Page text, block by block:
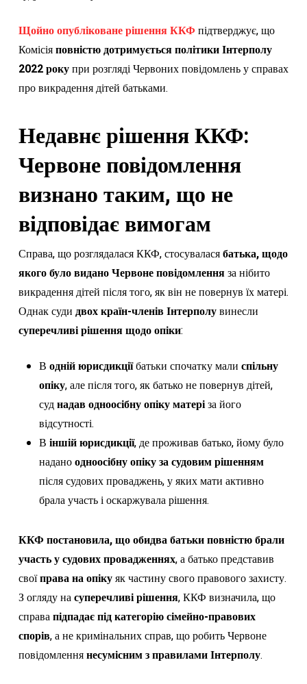
Щойно опубліковане рішення ККФ підтверджує, що
Комісіяповністю дотримується політики Інтерполу
2022 рокупри розгляді Червоних повідомлень у справах
про викрадення дітей батьками.
Недавнє рішення ККФ:
Червоне повідомлення
визнано таким, що не
відповідає вимогам
Справа, що розглядалася ККФ, стосуваласябатька, щодо
якого було видано Червоне повідомленняза нібито
викрадення дітей після того, як він не повернув їх матері.
Однак суди двох країн-членів Інтерполувинесли
суперечливі рішення щодо опіки:
В одній юрисдикціїбатьки спочатку мали спільну
опіку, але після того, як батько не повернув дітей,
суднадав одноосібну опіку матеріза його
відсутності.
В іншій юрисдикції, де проживав батько, йому було
наданоодноосібну опіку за судовим рішенням
після судових проваджень, у яких мати активно
брала участь і оскаржувала рішення.
ККФ постановила, що обидва батьки повністю брали
участь у судових провадженнях, а батько представив
своїправа на опікуяк частину свого правового захисту.
З огляду насуперечливі рішення, ККФ визначила, що
справапідпадає під категорію сімейно-правових
спорів, а не кримінальних справ, що робить Червоне
повідомленнянесумісним з правилами Інтерполу.